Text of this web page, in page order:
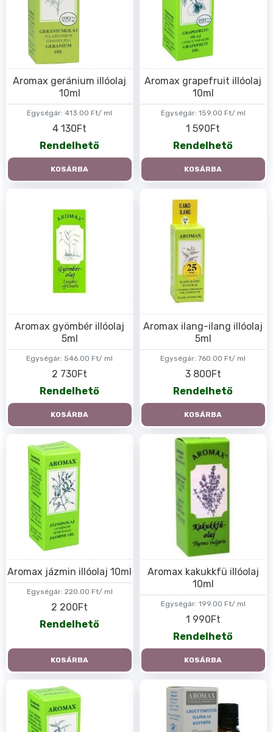
Egységár: 413.00 Ft/ ml
Aromax geránium illóolaj
10ml
4 130Ft
Rendelhető
KOSÁRBA
Egységár: 159.00 Ft/ ml
Aromax grapefruit illóolaj
10ml
1 590Ft
Rendelhető
KOSÁRBA
Egységár: 546.00 Ft/ ml
Aromax gyömbér illóolaj
5ml
2 730Ft
Rendelhető
KOSÁRBA
Egységár: 760.00 Ft/ ml
Aromax ilang-ilang illóolaj
5ml
3 800Ft
Rendelhető
KOSÁRBA
Egységár: 220.00 Ft/ ml
Aromax jázmin illóolaj 10ml
2 200Ft
Rendelhető
KOSÁRBA
Egységár: 199.00 Ft/ ml
Aromax kakukkfü illóolaj
10ml
1 990Ft
Rendelhető
KOSÁRBA